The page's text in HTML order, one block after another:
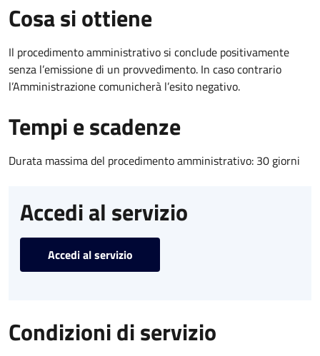
Cosa si ottiene
Il procedimento amministrativo si conclude positivamente
senza l’emissione di un provvedimento. In caso contrario
l’Amministrazione comunicherà l’esito negativo.
Tempi e scadenze
Durata massima del procedimento amministrativo: 30 giorni
Accedi al servizio
Accedi al servizio
Condizioni di servizio